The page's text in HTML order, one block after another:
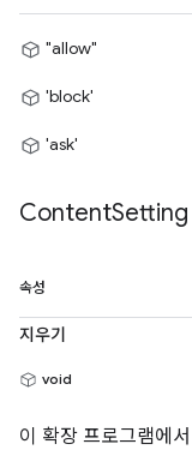
"allow"
'block'
'ask'
ContentSetting
속성
지우기
void
이 확장 프로그램에